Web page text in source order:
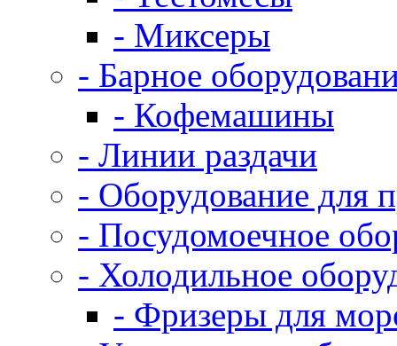
- Миксеры
- Барное
- Кофемашины
- Линии раздачи
- Оборудование для
- Посудомоечное
- Холодильное
- Фризеры для